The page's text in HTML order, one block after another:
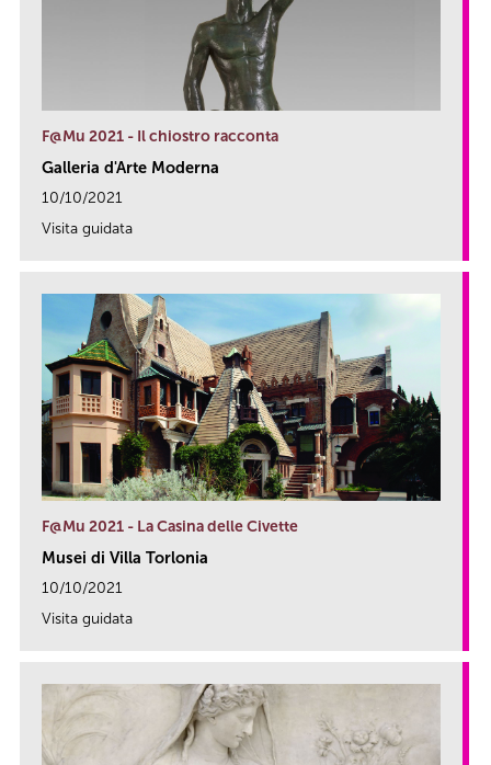
F@Mu 2021 - Il chiostro racconta
Galleria d'Arte Moderna
10/10/2021
Visita guidata
F@Mu 2021 - La Casina delle Civette
Musei di Villa Torlonia
10/10/2021
Visita guidata